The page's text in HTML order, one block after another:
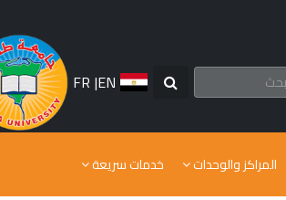
EN
|
FR
المراكز والوحدات خدمات سريعة